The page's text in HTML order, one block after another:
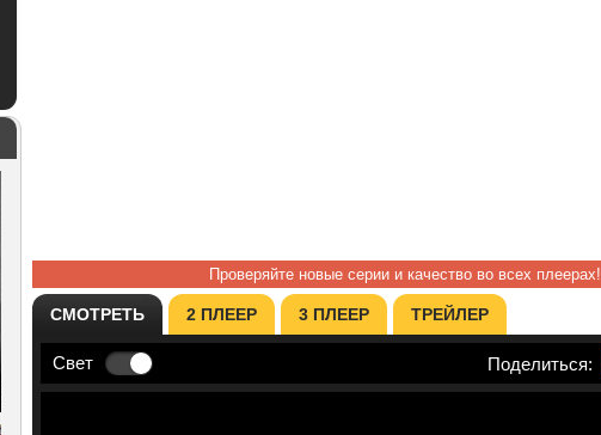
Проверяйте новые серии и качество во всех плеерах!
СМОТРЕТЬ 2 ПЛЕЕР 3 ПЛЕЕР ТРЕЙЛЕР
Свет